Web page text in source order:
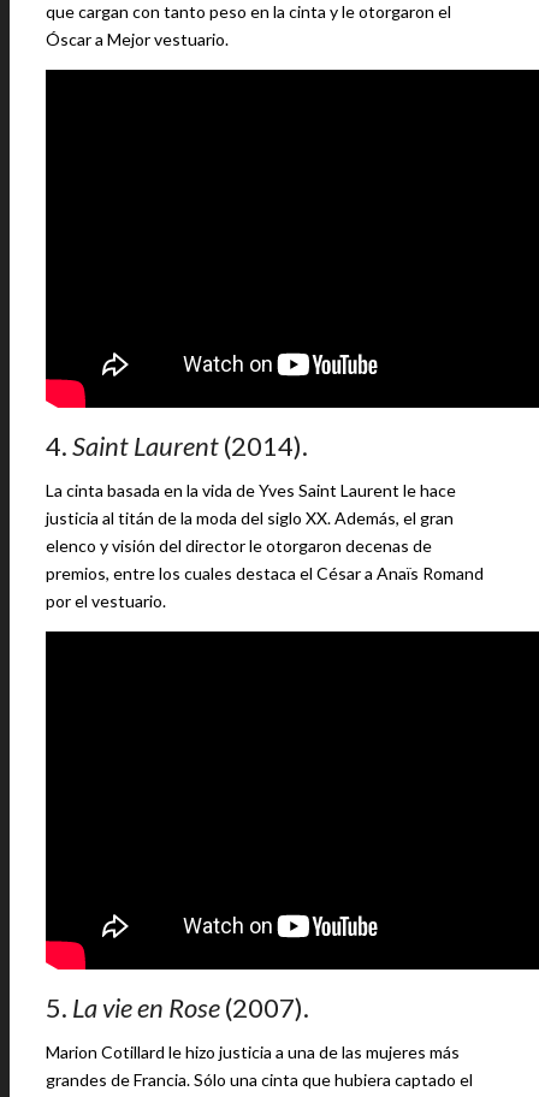
que cargan con tanto peso en la cinta y le otorgaron el
Óscar a Mejor vestuario.
4.Saint Laurent(2014).
La cinta basada en la vida de Yves Saint Laurent le hace
justicia al titán de la moda del siglo XX. Además, el gran
elenco y visión del director le otorgaron decenas de
premios, entre los cuales destaca el César a Anaïs Romand
por el vestuario.
5. La vie en Rose(2007).
Marion Cotillard le hizo justicia a una de las mujeres más
grandes de Francia. Sólo una cinta que hubiera captado el